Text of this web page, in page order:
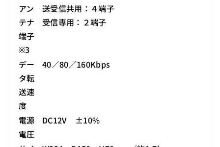
アン
テナ
端子
※3
送受信共用：４端子
受信専用：２端子
デー
タ転
送速
度
40／80／160Kbps
電源
電圧
DC12V ±10%